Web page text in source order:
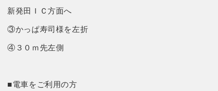
新発田ＩＣ方面へ
③かっぱ寿司様を左折
④３０ｍ先左側
■電車をご利用の方